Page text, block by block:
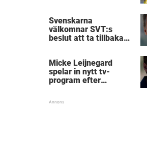
Svenskarna
välkomnar SVT:s
beslut att ta tillbaka
Micke Leijnegard
spelar in nytt tv-
program efter